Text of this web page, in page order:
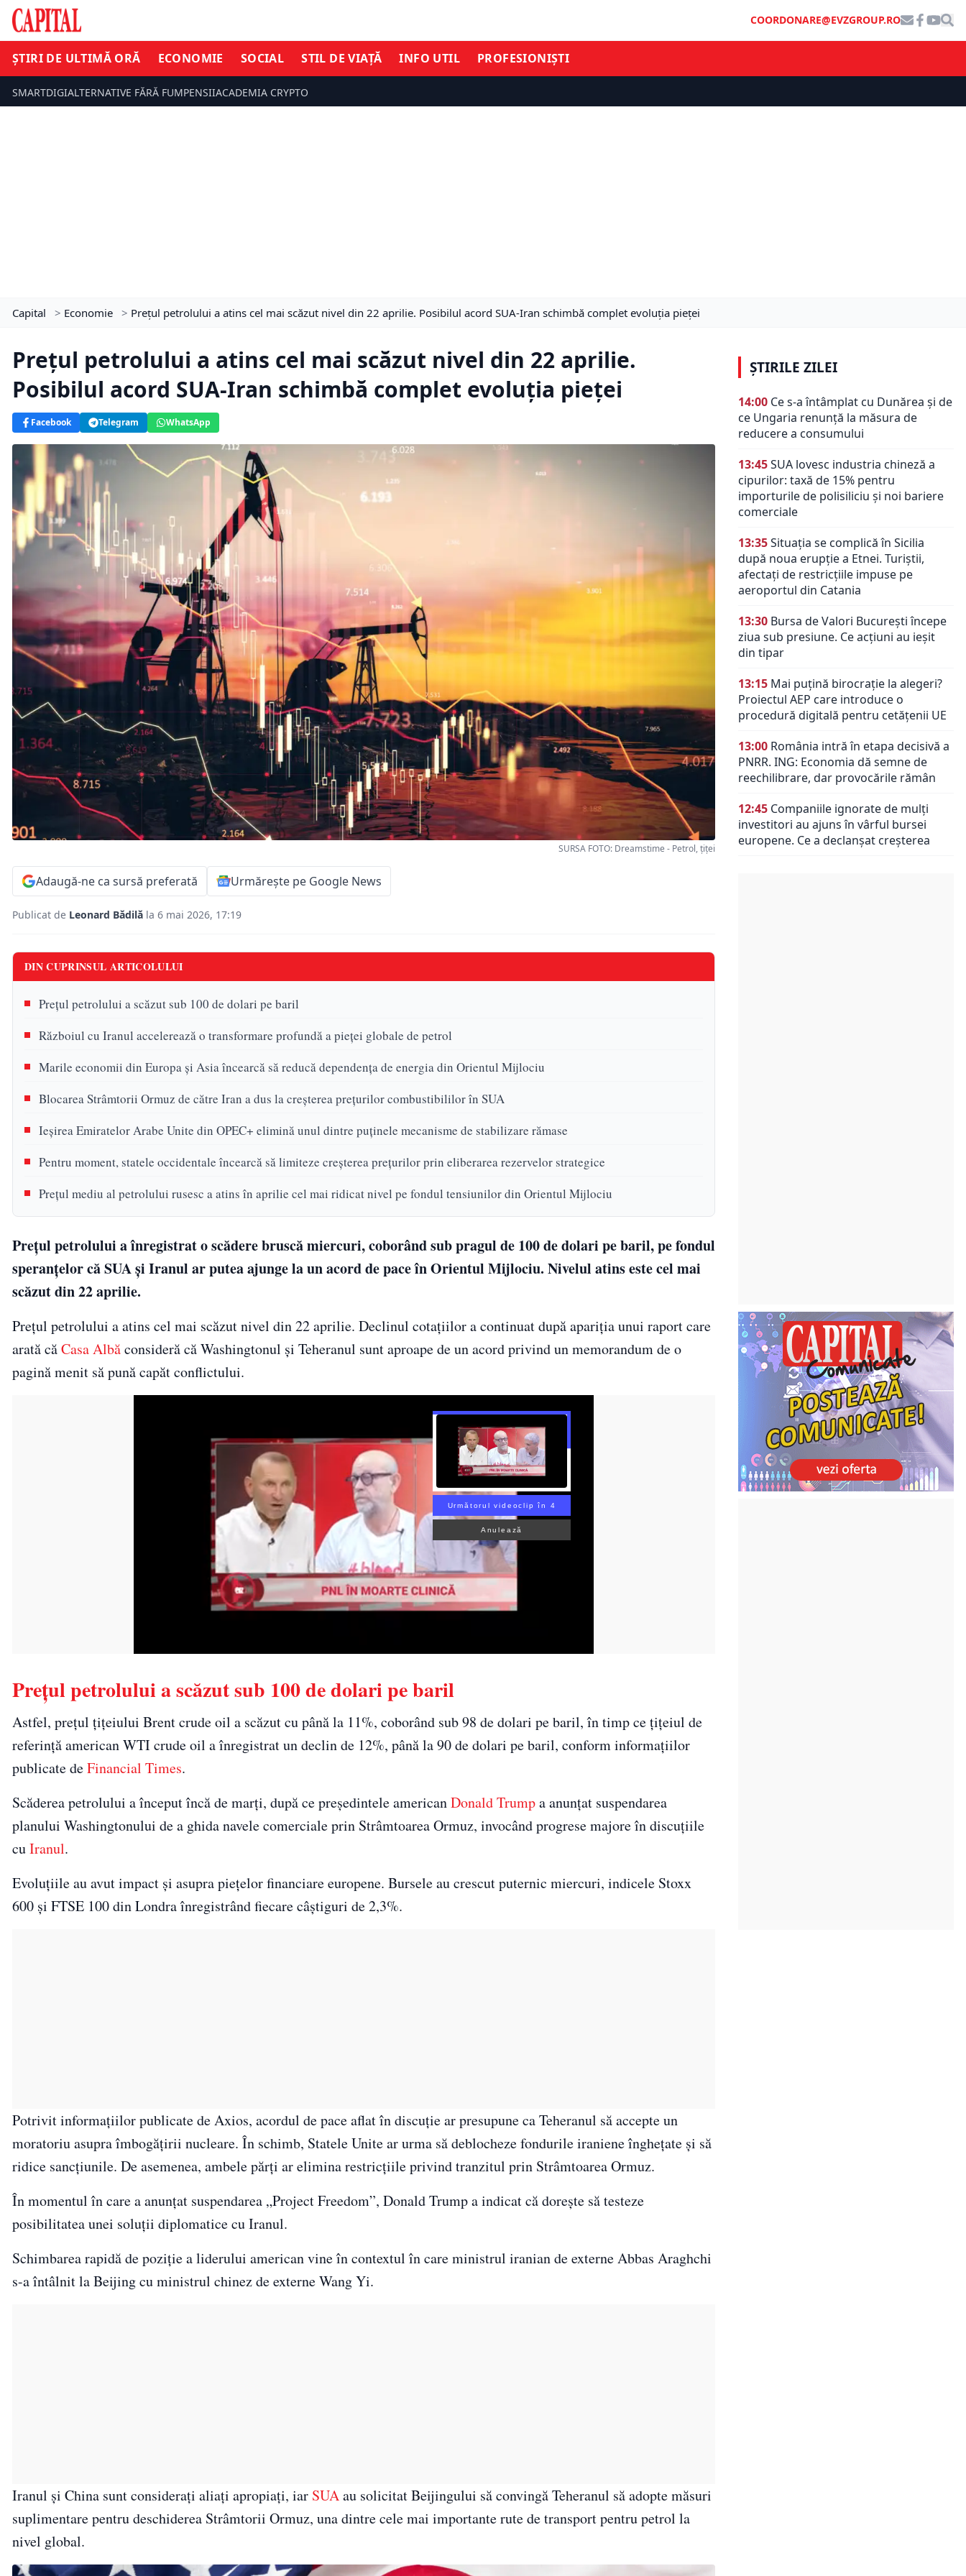
COORDONARE@EVZGROUP.RO
ȘTIRI DE ULTIMĂ ORĂ ECONOMIE SOCIAL STIL DE VIAȚĂ INFO UTIL PROFESIONIȘTI
SMARTDIGIALTERNATIVE FĂRĂ FUMPENSIIACADEMIA CRYPTO
Capital > Economie > Prețul petrolului a atins cel mai scăzut nivel din 22 aprilie. Posibilul acord SUA-Iran schimbă complet evoluția pieței
Prețul petrolului a atins cel mai scăzut nivel din 22 aprilie.
Posibilul acord SUA-Iran schimbă complet evoluția pieței
Facebook Telegram WhatsApp
SURSA FOTO: Dreamstime - Petrol, țiței
Adaugă-ne ca sursă preferată Urmărește pe Google News
Publicat de Leonard Bădilă la 6 mai 2026, 17:19
DIN CUPRINSUL ARTICOLULUI
Prețul petrolului a scăzut sub 100 de dolari pe baril
Războiul cu Iranul accelerează o transformare profundă a pieței globale de petrol
Marile economii din Europa și Asia încearcă să reducă dependența de energia din Orientul Mijlociu
Blocarea Strâmtorii Ormuz de către Iran a dus la creșterea prețurilor combustibililor în SUA
Ieșirea Emiratelor Arabe Unite din OPEC+ elimină unul dintre puținele mecanisme de stabilizare rămase
Pentru moment, statele occidentale încearcă să limiteze creșterea prețurilor prin eliberarea rezervelor strategice
Prețul mediu al petrolului rusesc a atins în aprilie cel mai ridicat nivel pe fondul tensiunilor din Orientul Mijlociu
Prețul petrolului a înregistrat o scădere bruscă miercuri, coborând sub pragul de 100 de dolari pe baril, pe fondul
speranțelor că SUA și Iranul ar putea ajunge la un acord de pace în Orientul Mijlociu. Nivelul atins este cel mai
scăzut din 22 aprilie.
Prețul petrolului a atins cel mai scăzut nivel din 22 aprilie. Declinul cotațiilor a continuat după apariția unui raport care
arată căCasa Albăconsideră că Washingtonul și Teheranul sunt aproape de un acord privind un memorandum de o
pagină menit să pună capăt conflictului.
Următorul videoclip în 2
Anulează
Prețul petrolului a scăzut sub 100 de dolari pe baril
Astfel, prețul țițeiului Brent crude oil a scăzut cu până la 11%, coborând sub 98 de dolari pe baril, în timp ce țițeiul de
referință american WTI crude oil a înregistrat un declin de 12%, până la 90 de dolari pe baril, conform informațiilor
publicate deFinancial Times.
Scăderea petrolului a început încă de marți, după ce președintele americanDonald Trumpa anunțat suspendarea
planului Washingtonului de a ghida navele comerciale prin Strâmtoarea Ormuz, invocând progrese majore în discuțiile
cuIranul.
Evoluțiile au avut impact și asupra piețelor financiare europene. Bursele au crescut puternic miercuri, indicele Stoxx
600 și FTSE 100 din Londra înregistrând fiecare câștiguri de 2,3%.
Potrivit informațiilor publicate de Axios, acordul de pace aflat în discuție ar presupune ca Teheranul să accepte un
moratoriu asupra îmbogățirii nucleare. În schimb, Statele Unite ar urma să deblocheze fondurile iraniene înghețate și să
ridice sancțiunile. De asemenea, ambele părți ar elimina restricțiile privind tranzitul prin Strâmtoarea Ormuz.
În momentul în care a anunțat suspendarea „Project Freedom”, Donald Trump a indicat că dorește să testeze
posibilitatea unei soluții diplomatice cu Iranul.
Schimbarea rapidă de poziție a liderului american vine în contextul în care ministrul iranian de externe Abbas Araghchi
s-a întâlnit la Beijing cu ministrul chinez de externe Wang Yi.
Iranul și China sunt considerați aliați apropiați, iar SUAau solicitat Beijingului să convingă Teheranul să adopte măsuri
suplimentare pentru deschiderea Strâmtorii Ormuz, una dintre cele mai importante rute de transport pentru petrol la
nivel global.
ȘTIRILE ZILEI
14:00 Ce s-a întâmplat cu Dunărea și de
ce Ungaria renunță la măsura de
reducere a consumului
13:45SUA lovesc industria chineză a
cipurilor: taxă de 15% pentru
importurile de polisiliciu și noi bariere
comerciale
13:35Situația se complică în Sicilia
după noua erupție a Etnei. Turiștii,
afectați de restricțiile impuse pe
aeroportul din Catania
13:30 Bursa de Valori București începe
ziua sub presiune. Ce acțiuni au ieșit
din tipar
13:15 Mai puțină birocrație la alegeri?
Proiectul AEP care introduce o
procedură digitală pentru cetățenii UE
13:00 România intră în etapa decisivă a
PNRR. ING: Economia dă semne de
reechilibrare, dar provocările rămân
12:45 Companiile ignorate de mulți
investitori au ajuns în vârful bursei
europene. Ce a declanșat creșterea